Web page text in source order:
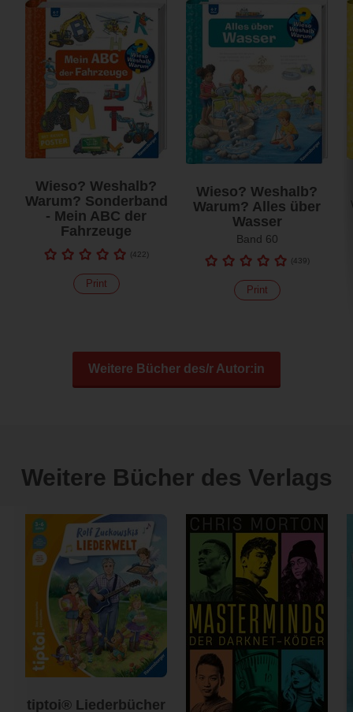
Wieso? Weshalb?
Warum? Sonderband
- Mein ABC der
Fahrzeuge
(422)
Print
Wieso? Weshalb?
Warum? Alles über
Wasser
Band 60
(439)
Print
Weitere Bücher des/r Autor:in
Weitere Bücher des Verlags
tiptoi® Liederbücher